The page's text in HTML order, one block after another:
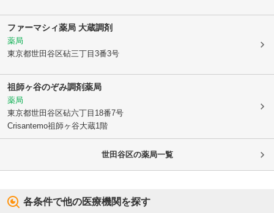
ファーマシィ薬局 大蔵調剤
薬局
東京都世田谷区砧三丁目3番3号
祖師ヶ谷のぞみ調剤薬局
薬局
東京都世田谷区砧六丁目18番7号
Crisantemo祖師ヶ谷大蔵1階
世田谷区の薬局一覧
各条件で他の医療機関を探す